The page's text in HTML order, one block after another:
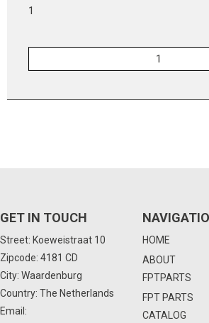
1
GET IN TOUCH
Street: Koeweistraat 10
Zipcode: 4181 CD
City: Waardenburg
Country: The Netherlands
Email:
HOME
ABOUT
FPTPARTS
FPT PARTS
CATALOG